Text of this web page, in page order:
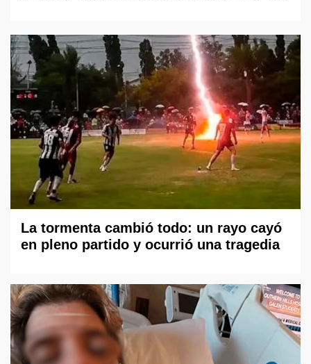
La tormenta cambió todo: un rayo cayó
en pleno partido y ocurrió una tragedia